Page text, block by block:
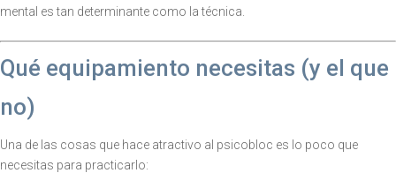
mental es tan determinante como la técnica.
Qué equipamiento necesitas (y el que
no)
Una de las cosas que hace atractivo al psicobloc es lo poco que
necesitas para practicarlo: